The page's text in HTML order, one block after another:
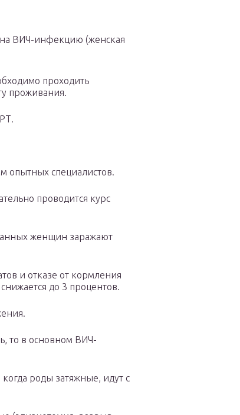
на ВИЧ-инфекцию (женская
проходить
проживания.
опытных специалистов.
проводится курс
женщин заражают
и отказе от кормления
до 3 процентов.
то в основном ВИЧ-
роды затяжные, идут с